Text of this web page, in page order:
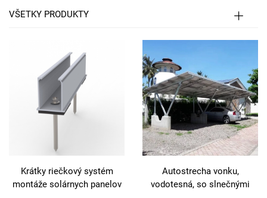
VŠETKY PRODUKTY
Krátky riečkový systém
montáže solárnych panelov
Autostrecha vonku,
vodotesná, so slnečnými